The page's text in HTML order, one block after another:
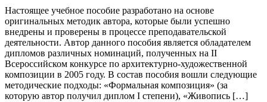
Настоящее учебное пособие разработано на основе
оригинальных методик автора, которые были успешно
внедрены и проверены в процессе преподавательской
деятельности. Автор данного пособия является обладателем
дипломов различных номинаций, полученных на II
Всероссийском конкурсе по архитектурно-художественной
композиции в 2005 году. В состав пособия вошли следующие
методические подходы: «Формальная композиция» (за
которую автор получил диплом I степени), «Живопись […]